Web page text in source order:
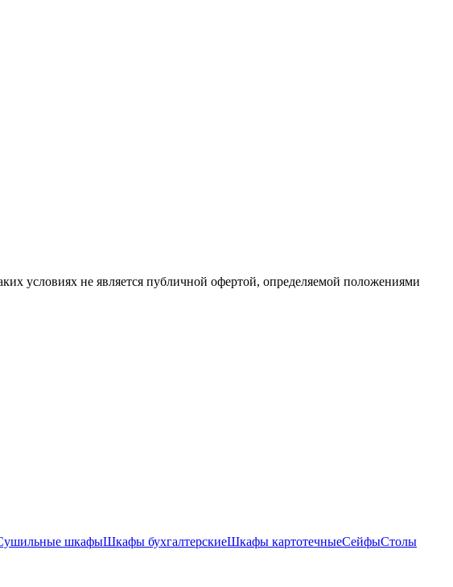
условиях не является публичной офертой, определяемой положениями
шкафыШкафы бухгалтерскиеШкафы картотечныеСейфыСтолы